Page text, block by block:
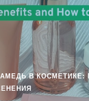
В КОСМЕТИКЕ: